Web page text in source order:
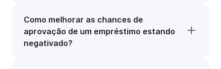
Como melhorar as chances de
aprovação de um empréstimo estando
negativado?